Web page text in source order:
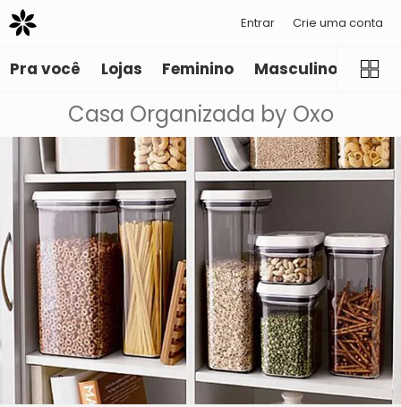
Entrar Crie uma conta
Pra você Lojas Feminino Masculino
Casa Organizada by Oxo